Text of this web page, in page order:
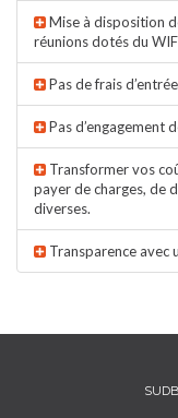
Mise à disposition
réunions dotés du
Pas de frais
Pas d’engagement
Transformer vos
payer de charges, de
diverses.
Transparence avec